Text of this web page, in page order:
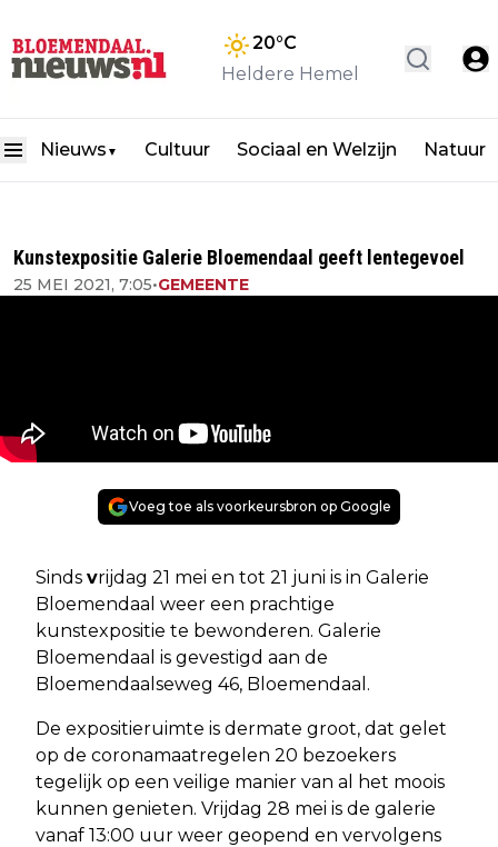
20°C
Heldere Hemel
Nieuws ▼ Cultuur Sociaal en Welzijn Natuur
Kunstexpositie Galerie Bloemendaal geeft lentegevoel
25 MEI 2021, 7:05•GEMEENTE
Voeg toe als voorkeursbron op Google
Sinds vrijdag 21 mei en tot 21 juni is in Galerie
Bloemendaal weer een prachtige
kunstexpositie te bewonderen. Galerie
Bloemendaal is gevestigd aan de
Bloemendaalseweg 46, Bloemendaal.
De expositieruimte is dermate groot, dat gelet
op de coronamaatregelen 20 bezoekers
tegelijk op een veilige manier van al het moois
kunnen genieten. Vrijdag 28 mei is de galerie
vanaf 13:00 uur weer geopend en vervolgens